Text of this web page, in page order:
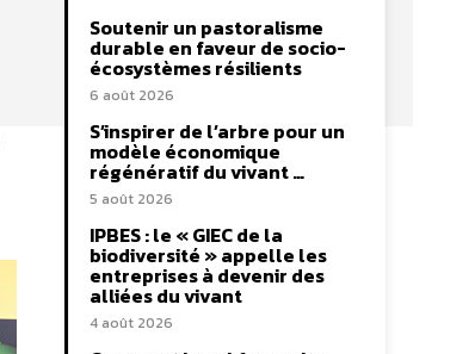
Soutenir un pastoralisme
durable en faveur de socio-
écosystèmes résilients
6 août 2026
S’inspirer de l’arbre pour un
modèle économique
régénératif du vivant …
5 août 2026
IPBES : le « GIEC de la
biodiversité » appelle les
entreprises à devenir des
alliées du vivant
4 août 2026